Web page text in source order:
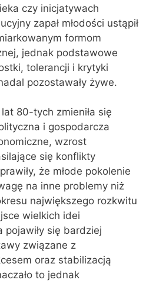
czy inicjatywach
zapał młodości ustąpił
formom
jednak podstawowe
tolerancji i krytyki
pozostawały żywe.
80-tych zmieniła się
i gospodarcza
wzrost
się konflikty
że młode pokolenie
na inne problemy niż
największego rozkwitu
wielkich idei
się bardziej
związane z
oraz stabilizacją
to jednak